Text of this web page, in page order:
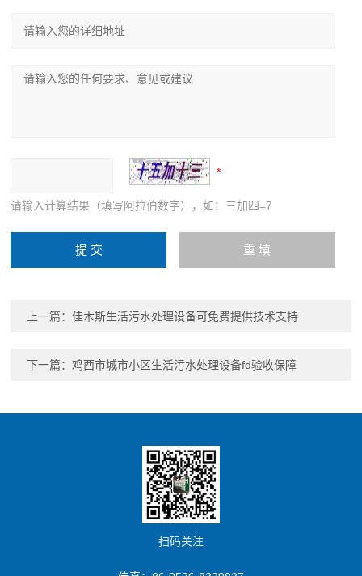
请输入计算结果（填写阿拉伯数字），如：三加四=7
上一篇：佳木斯生活污水处理设备可免费提供技术支持
下一篇：鸡西市城市小区生活污水处理设备fd验收保障
扫码关注